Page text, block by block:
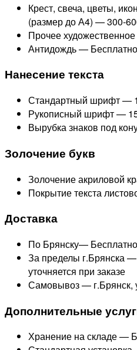
Крест, свеча, цветы,
(размер до А4) —300-
Прочее
Антидождь — Бесплатно
Нанесение текста
Стандартный шрифт —
Рукописный шрифт —
Вырубка знаков под
Золочение букв
Золочение акриловой
Покрытие текста
Доставка
По Брянску— Бесплатно
За пределы г.Брянска —
уточняется при заказе
Самовывоз — г.Брянск,
Дополнительные
Хранение на складе —